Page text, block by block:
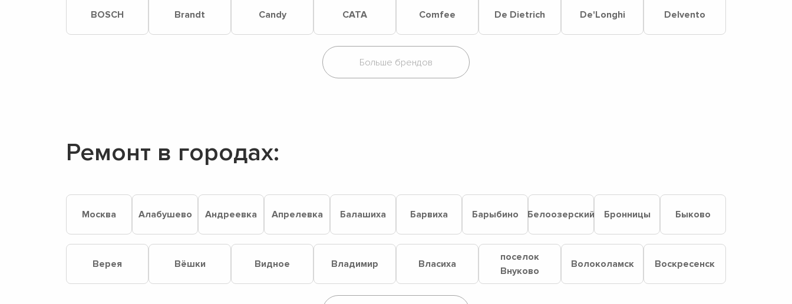
BOSCH Brandt Candy CATA Comfee De Dietrich De'Longhi Delvento
Ремонт в городах:
Москва Алабушево Андреевка Апрелевка Балашиха Барвиха Барыбино Белоозерский Бронницы Быково
Верея Вёшки Видное Владимир Власиха
поселок
Внуково
Волоколамск Воскресенск